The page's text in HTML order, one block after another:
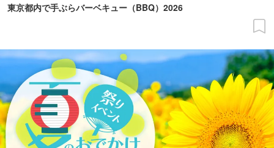
東京都内で手ぶらバーベキュー（BBQ）2026